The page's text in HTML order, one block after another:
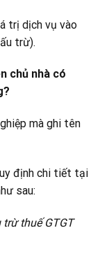
trị dịch vụ vào
trừ).
chủ nhà có
mà ghi tên
định chi tiết tại
sau:
thuế GTGT